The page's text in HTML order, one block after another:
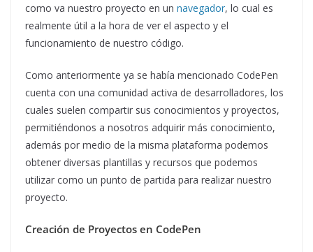
como va nuestro proyecto en un navegador, lo cual es
realmente útil a la hora de ver el aspecto y el
funcionamiento de nuestro código.
Como anteriormente ya se había mencionado CodePen
cuenta con una comunidad activa de desarrolladores, los
cuales suelen compartir sus conocimientos y proyectos,
permitiéndonos a nosotros adquirir más conocimiento,
además por medio de la misma plataforma podemos
obtener diversas plantillas y recursos que podemos
utilizar como un punto de partida para realizar nuestro
proyecto.
Creación de Proyectos en CodePen